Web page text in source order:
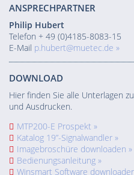
ANSPRECHPARTNER
Philip Hubert
Telefon + 49 (0)4185-8083-15
E-Mail p.hubert@muetec.de »
DOWNLOAD
Hier finden Sie alle Unterlagen
und Ausdrucken.
MTP200-E Prospekt »
Katalog 19”-Signalwandler »
Imagebroschüre downloaden »
Bedienungsanleitung »
Winsmart Software